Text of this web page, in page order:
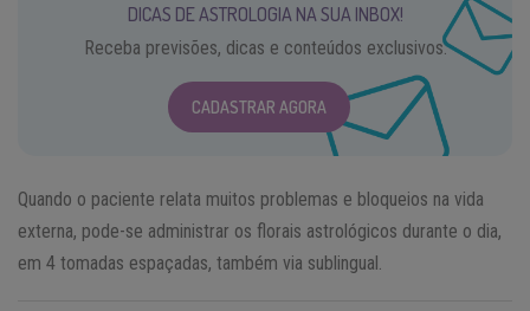
DICAS DE ASTROLOGIA NA SUA INBOX!
Receba previsões, dicas e conteúdos exclusivos.
CADASTRAR AGORA
Quando o paciente relata muitos problemas e bloqueios na vida
externa, pode-se administrar os florais astrológicos durante o dia,
em 4 tomadas espaçadas, também via sublingual.